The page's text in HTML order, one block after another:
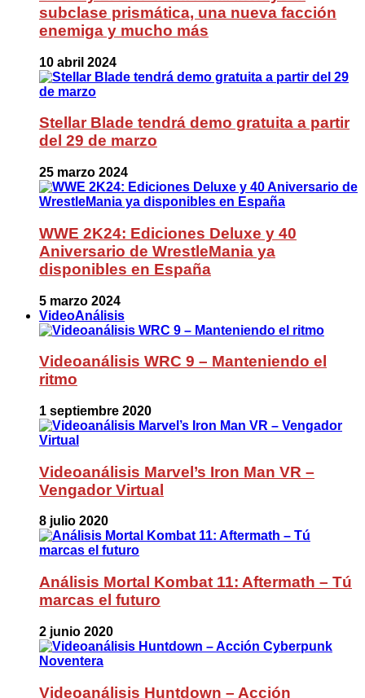
subclase prismática, una nueva facción
enemiga y mucho más
10 abril 2024
Stellar Blade tendrá demo gratuita a partir
del 29 de marzo
25 marzo 2024
WWE 2K24: Ediciones Deluxe y 40
Aniversario de WrestleMania ya
disponibles en España
5 marzo 2024
VideoAnálisis
Videoanálisis WRC 9 – Manteniendo el
ritmo
1 septiembre 2020
Videoanálisis Marvel’s Iron Man VR –
Vengador Virtual
8 julio 2020
Análisis Mortal Kombat 11: Aftermath – Tú
marcas el futuro
2 junio 2020
Videoanálisis Huntdown – Acción